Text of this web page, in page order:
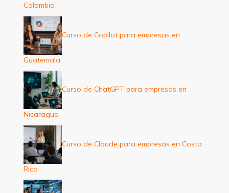
Colombia
Curso de Copilot para empresas en
Guatemala
Curso de ChatGPT para empresas en
Nicaragua
Curso de Claude para empresas en Costa
Rica